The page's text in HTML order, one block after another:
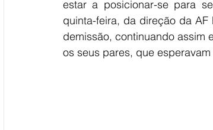
estar a posicionar-se para
quinta-feira, da direção da AF
demissão, continuando assim
os seus pares, que